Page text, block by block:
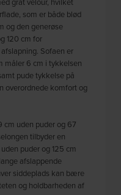
som er både blød
og den generøse
120 cm for
Sofaen er
måler 6 cm i tykkelsen
pude tykkelse på
overordnede komfort og
uden puder og 67
tilbyder en
puder og 125 cm
afslappende
siddeplads kan bære
og holdbarheden af